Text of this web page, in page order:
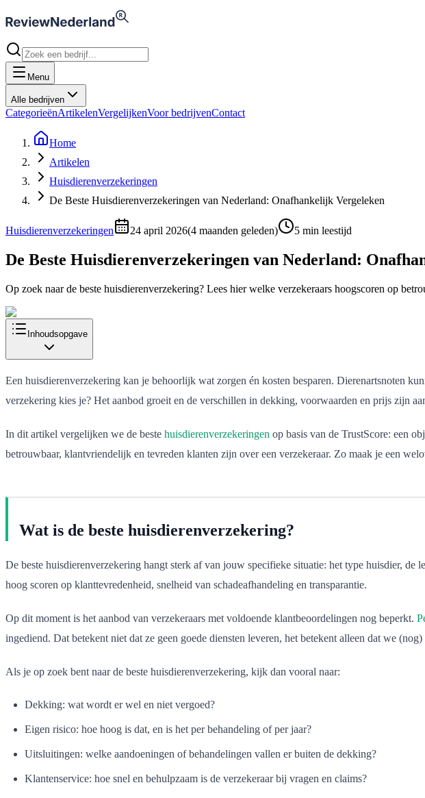
Menu
Alle bedrijven
CategorieënArtikelenVergelijkenVoor bedrijvenContact
Home
Artikelen
Huisdierenverzekeringen
De Beste Huisdierenverzekeringen van Nederland: Onafhankelijk Vergeleken
Huisdierenverzekeringen 24 april 2026(4 maanden geleden) 5 min leestijd
De Beste Huisdierenverzekeringen van Nederland:
Op zoek naar de beste huisdierenverzekering? Lees hier welke verzekeraars hoogscoren op
Inhoudsopgave
Een huisdierenverzekering kan je behoorlijk wat zorgen én kosten besparen. Dierenartsnoten
verzekering kies je? Het aanbod groeit en de verschillen in dekking, voorwaarden en prijs zijn
In dit artikel vergelijken we de beste huisdierenverzekeringen op basis van de TrustScore: een
betrouwbaar, klantvriendelijk en tevreden klanten zijn over een verzekeraar. Zo maak je een
Wat is de beste huisdierenverzekering?
De beste huisdierenverzekering hangt sterk af van jouw specifieke situatie: het type huisdier,
hoog scoren op klanttevredenheid, snelheid van schadeafhandeling en transparantie.
Op dit moment is het aanbod van verzekeraars met voldoende klantbeoordelingen nog beperkt.
ingediend. Dat betekent niet dat ze geen goede diensten leveren, het betekent alleen dat we
Als je op zoek bent naar de beste huisdierenverzekering, kijk dan vooral naar:
Dekking: wat wordt er wel en niet vergoed?
Eigen risico: hoe hoog is dat, en is het per behandeling of per jaar?
Uitsluitingen: welke aandoeningen of behandelingen vallen er buiten de dekking?
Klantenservice: hoe snel en behulpzaam is de verzekeraar bij vragen en claims?